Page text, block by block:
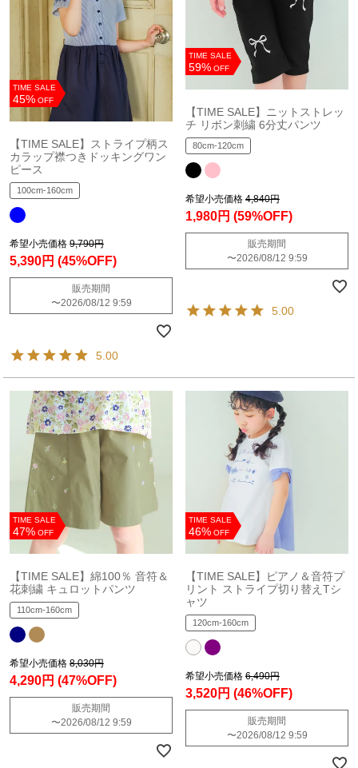
TIME SALE
45% OFF
【TIME SALE】ストライプ柄ス
カラップ襟つきドッキングワン
ピース
100cm-160cm
希望小売価格 9,790円
5,390円 (45%OFF)
販売期間
〜2026/08/12 9:59
5.00
TIME SALE
59% OFF
【TIME SALE】ニットストレッ
チ リボン刺繍 6分丈パンツ
80cm-120cm
希望小売価格 4,840円
1,980円 (59%OFF)
販売期間
〜2026/08/12 9:59
5.00
TIME SALE
47% OFF
【TIME SALE】綿100％ 音符＆
花刺繍 キュロットパンツ
110cm-160cm
希望小売価格 8,030円
4,290円 (47%OFF)
販売期間
〜2026/08/12 9:59
TIME SALE
46% OFF
【TIME SALE】ピアノ＆音符プ
リント ストライプ切り替えTシ
ャツ
120cm-160cm
希望小売価格 6,490円
3,520円 (46%OFF)
販売期間
〜2026/08/12 9:59